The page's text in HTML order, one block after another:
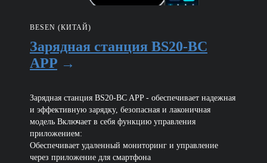
BESEN (КИТАЙ)
Зарядная станция BS20-BC
APP →
Зарядная станция BS20-BC APP - обеспечивает надежная
и эффективную зарядку, безопасная и лаконичная
модель Включает в себя функцию управления
приложением:
Обеспечивает удаленный мониторинг и управление
через приложение для смартфона